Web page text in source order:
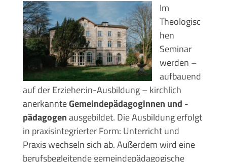
Im
Theologisc
hen
Seminar
werden –
aufbauend
auf der Erzieher:in-Ausbildung – kirchlich
anerkannteGemeindepädagoginnen und -
pädagogenausgebildet. Die Ausbildung erfolgt
in praxisintegrierter Form: Unterricht und
Praxis wechseln sich ab. Außerdem wird eine
berufsbegleitende gemeindepädagogische